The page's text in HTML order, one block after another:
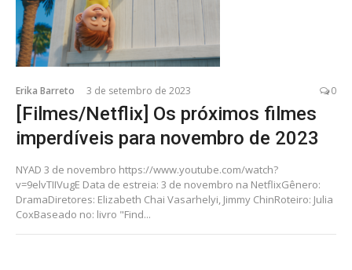
Erika Barreto 3 de setembro de 2023 0
[Filmes/Netflix] Os próximos filmes
imperdíveis para novembro de 2023
NYAD 3 de novembro https://www.youtube.com/watch?
v=9elvTIIVugE Data de estreia: 3 de novembro na NetflixGênero:
DramaDiretores: Elizabeth Chai Vasarhelyi, Jimmy ChinRoteiro: Julia
CoxBaseado no: livro "Find...